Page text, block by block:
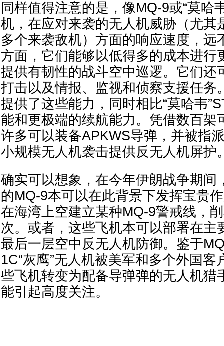
同样值得注意的是，像MQ-9或“莫哈
机，在应对来袭的无人机威胁（尤其
多个来袭敌机）方面的响应速度，远
方面，它们能够以低得多的成本进行
提供有韧性的战斗空中巡逻。它们还
打击以及情报、监视和侦察支援任务
提供了这些能力，同时相比“莫哈韦
能和更极端的续航能力。凭借数百架
许多可以装备APKWS导弹，并被指
小规模无人机袭击提供反无人机屏护
确实可以想象，在今年伊朗战争期间
的MQ-9本可以在此背景下发挥宝贵
在海湾上空建立某种MQ-9警戒线，
次。或者，这些飞机本可以部署在主
最后一层空中反无人机防御。鉴于
1C“灰鹰”无人机被美军和多个外国客
些飞机转变为配备导弹弹的无人机猎
能引起高度关注。